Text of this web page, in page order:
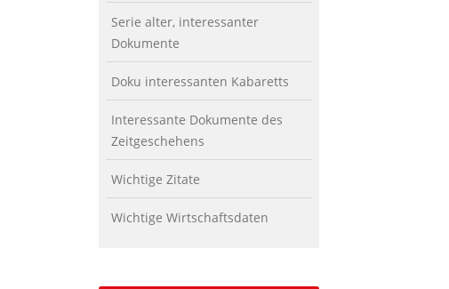
Serie alter, interessanter
Dokumente
Doku interessanten Kabaretts
Interessante Dokumente des
Zeitgeschehens
Wichtige Zitate
Wichtige Wirtschaftsdaten